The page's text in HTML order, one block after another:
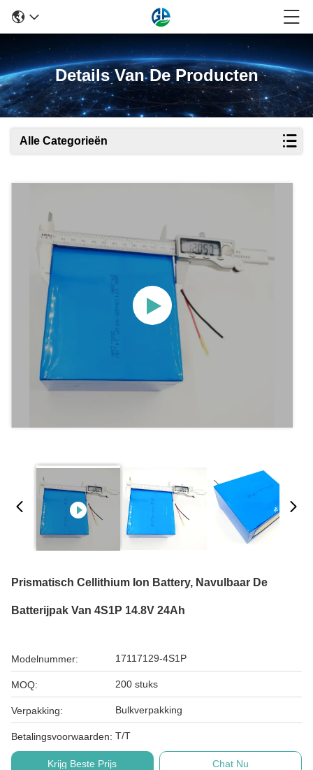
Details Van De Producten
Alle Categorieën
Prismatisch Cellithium Ion Battery, Navulbaar De
Batterijpak Van 4S1P 14.8V 24Ah
Modelnummer: 17117129-4S1P
MOQ: 200 stuks
Verpakking: Bulkverpakking
Betalingsvoorwaarden: T/T
Krijg Beste Prijs Chat Nu